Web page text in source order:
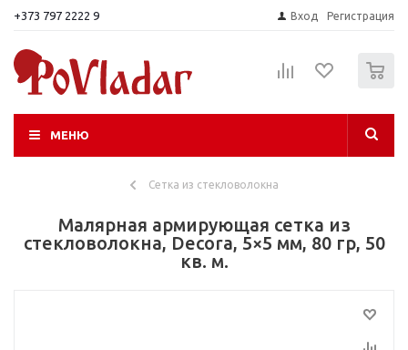
+373 797 2222 9 Вход Регистрация
МЕНЮ
Сетка из стекловолокна
Малярная армирующая сетка из
стекловолокна, Decora, 5×5 мм, 80 гр, 50
кв. м.